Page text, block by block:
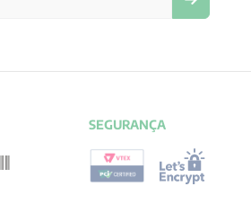
SEGURANÇA